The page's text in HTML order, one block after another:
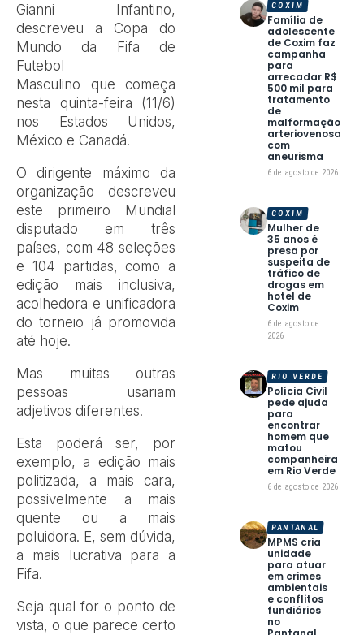
Gianni Infantino,
descreveu a Copa do
Mundo da Fifa de
Futebol
Masculino que começa
nesta quinta-feira (11/6)
nos Estados Unidos,
México e Canadá.
O dirigente máximo da
organização descreveu
este primeiro Mundial
disputado em três
países, com 48 seleções
e 104 partidas, como a
edição mais inclusiva,
acolhedora e unificadora
do torneio já promovida
até hoje.
Mas muitas outras
pessoas usariam
adjetivos diferentes.
Esta poderá ser, por
exemplo, a edição mais
politizada, a mais cara,
possivelmente a mais
quente ou a mais
poluidora. E, sem dúvida,
a mais lucrativa para a
Fifa.
Seja qual for o ponto de
vista, o que parece certo
Família de
adolescente
de Coxim faz
campanha
para
arrecadar R$
500 mil para
tratamento
de
malformação
arteriovenosa
com
aneurisma
6 de agosto de 2026
COXIM
Mulher de
35 anos é
presa por
suspeita de
tráfico de
drogas em
hotel de
Coxim
6 de agosto de
2026
COXIM
Polícia Civil
pede ajuda
para
encontrar
homem que
matou
companheira
em Rio Verde
6 de agosto de 2026
RIO VERDE
MPMS cria
unidade
para atuar
em crimes
ambientais
e conflitos
fundiários
no
PANTANAL